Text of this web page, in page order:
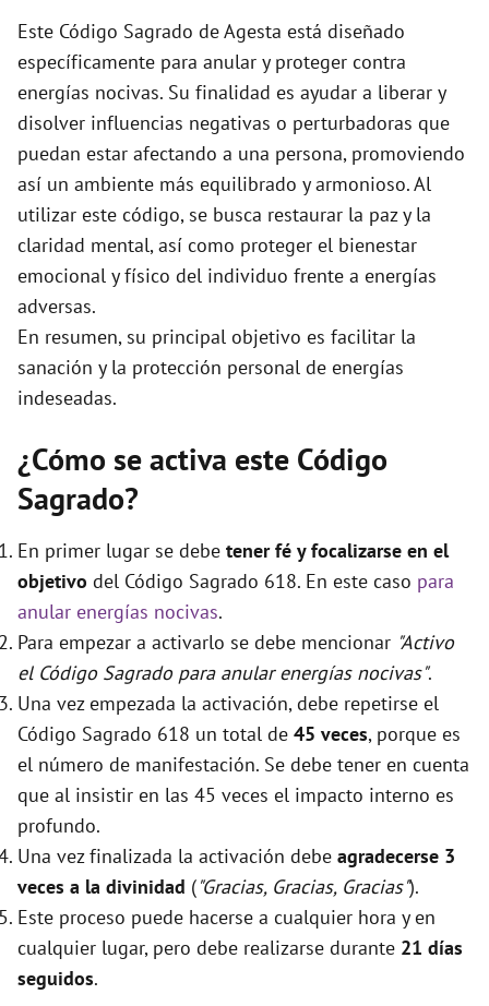
e
o
Este Código Sagrado de Agesta está diseñado
específicamente para anular y proteger contra
energías nocivas. Su finalidad es ayudar a liberar y
disolver influencias negativas o perturbadoras que
puedan estar afectando a una persona, promoviendo
así un ambiente más equilibrado y armonioso. Al
utilizar este código, se busca restaurar la paz y la
claridad mental, así como proteger el bienestar
emocional y físico del individuo frente a energías
adversas.
En resumen, su principal objetivo es facilitar la
sanación y la protección personal de energías
indeseadas.
¿Cómo se activa este Código
Sagrado?
En primer lugar se debe tener fé y focalizarse en el
objetivo del Código Sagrado 618. En este caso para
anular energías nocivas.
Para empezar a activarlo se debe mencionar "Activo
el Código Sagrado para anular energías nocivas".
Una vez empezada la activación, debe repetirse el
Código Sagrado 618 un total de 45 veces, porque es
el número de manifestación. Se debe tener en cuenta
que al insistir en las 45 veces el impacto interno es
profundo.
Una vez finalizada la activación debe agradecerse 3
veces a la divinidad ("Gracias, Gracias, Gracias").
Este proceso puede hacerse a cualquier hora y en
cualquier lugar, pero debe realizarse durante 21 días
seguidos.